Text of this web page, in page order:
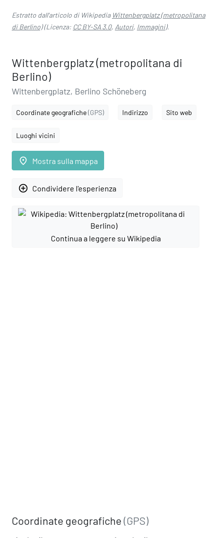
Estratto dall'articolo di Wikipedia Wittenbergplatz (metropolitana
di Berlino)(Licenza: CC BY-SA 3.0, Autori, Immagini).
Wittenbergplatz (metropolitana di
Berlino)
Wittenbergplatz, Berlino Schöneberg
Coordinate geografiche(GPS) Indirizzo Sito web
Luoghi vicini
place Mostra sulla mappa
add_circle_outline Condividere l'esperienza
Continua a leggere su Wikipedia
Coordinate geografiche(GPS)